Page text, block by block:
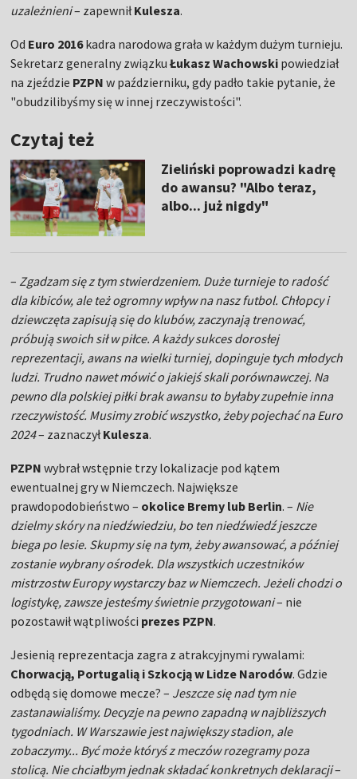
uzależnieni– zapewniłKulesza.
Od Euro 2016kadra narodowa grała w każdym dużym turnieju.
Sekretarz generalny związkuŁukasz Wachowski powiedział
na zjeździe PZPN w październiku, gdy padło takie pytanie, że
"obudzilibyśmy się w innej rzeczywistości".
Czytaj też
Zieliński poprowadzi kadrę
do awansu? "Albo teraz,
albo... już nigdy"
– Zgadzam się z tym stwierdzeniem. Duże turnieje to radość
dla kibiców, ale też ogromny wpływ na nasz futbol. Chłopcy i
dziewczęta zapisują się do klubów, zaczynają trenować,
próbują swoich sił w piłce. A każdy sukces dorosłej
reprezentacji, awans na wielki turniej, dopinguje tych młodych
ludzi. Trudno nawet mówić o jakiejś skali porównawczej. Na
pewno dla polskiej piłki brak awansu to byłaby zupełnie inna
rzeczywistość. Musimy zrobić wszystko, żeby pojechać na Euro
2024– zaznaczyłKulesza.
PZPN wybrał wstępnie trzy lokalizacje pod kątem
ewentualnej gry w Niemczech. Największe
prawdopodobieństwo – okolice Bremy lub Berlin. – Nie
dzielmy skóry na niedźwiedziu, bo ten niedźwiedź jeszcze
biega po lesie. Skupmy się na tym, żeby awansować, a później
zostanie wybrany ośrodek. Dla wszystkich uczestników
mistrzostw Europy wystarczy baz w Niemczech. Jeżeli chodzi o
logistykę, zawsze jesteśmy świetnie przygotowani– nie
pozostawił wątpliwości prezes PZPN.
Jesienią reprezentacja zagra z atrakcyjnymi rywalami:
Chorwacją, Portugalią i Szkocją w Lidze Narodów. Gdzie
odbędą się domowe mecze? – Jeszcze się nad tym nie
zastanawialiśmy. Decyzje na pewno zapadną w najbliższych
tygodniach. W Warszawie jest największy stadion, ale
zobaczymy... Być może któryś z meczów rozegramy poza
stolicą. Nie chciałbym jednak składać konkretnych deklaracji–